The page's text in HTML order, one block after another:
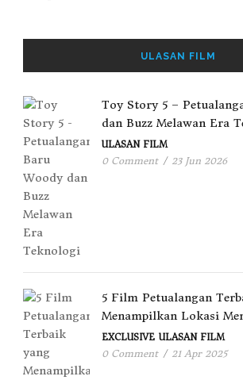
ULASAN FILM
Toy Story 5 –
dan Buzz Melawan Era
ULASAN FILM
0 Comment / 23 Jun 2026
5 Film Petualangan
Menampilkan Lokasi
EXCLUSIVE ULASAN FILM
0 Comment / 21 Apr 2025